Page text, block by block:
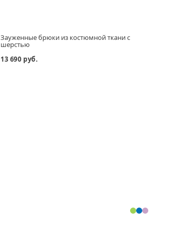
Зауженные брюки из костюмной ткани с
шерстью
13 690 руб.